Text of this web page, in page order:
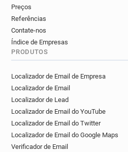
m************@lancashire.gov.uk
z*********@lancashire.gov.uk
z*****@lancashire.gov.uk
c***********@lancashire.gov.uk
u**********@lancashire.gov.uk
z***********@lancashire.gov.uk
g*********@lancashire.gov.uk
g********@lancashire.gov.uk
a******@lancashire.gov.uk
n******@lancashire.gov.uk
Preços
Referências
Contate-nos
Índice de Empresas
PRODUTOS
Localizador de Email de Empresa
Localizador de Email
Localizador de Lead
Localizador de Email do YouTube
Localizador de Email do Twitter
Localizador de Email do Google Maps
Verificador de Email